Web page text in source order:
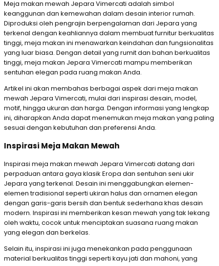
Meja makan mewah Jepara Vimercati adalah simbol
keanggunan dan kemewahan dalam desain interior rumah.
Diproduksi oleh pengrajin berpengalaman dari Jepara yang
terkenal dengan keahliannya dalam membuat furnitur berkualitas
tinggi, meja makan ini menawarkan keindahan dan fungsionalitas
yang luar biasa. Dengan detail yang rumit dan bahan berkualitas
tinggi, meja makan Jepara Vimercati mampu memberikan
sentuhan elegan pada ruang makan Anda.
Artikel ini akan membahas berbagai aspek dari meja makan
mewah Jepara Vimercati, mulai dari inspirasi desain, model,
motif, hingga ukuran dan harga. Dengan informasi yang lengkap
ini, diharapkan Anda dapat menemukan meja makan yang paling
sesuai dengan kebutuhan dan preferensi Anda.
Inspirasi Meja Makan Mewah
Inspirasi meja makan mewah Jepara Vimercati datang dari
perpaduan antara gaya klasik Eropa dan sentuhan seni ukir
Jepara yang terkenal. Desain ini menggabungkan elemen-
elemen tradisional seperti ukiran halus dan ornamen elegan
dengan garis-garis bersih dan bentuk sederhana khas desain
modern. Inspirasi ini memberikan kesan mewah yang tak lekang
oleh waktu, cocok untuk menciptakan suasana ruang makan
yang elegan dan berkelas.
Selain itu, inspirasi ini juga menekankan pada penggunaan
material berkualitas tinggi seperti kayu jati dan mahoni, yang